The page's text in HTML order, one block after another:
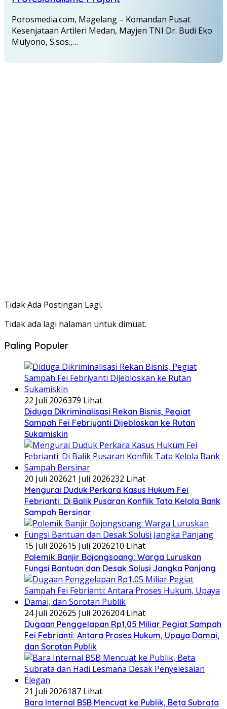
Porosmedia.com, Magelang – Komandan Pusat
Kesenjataan Artileri Medan, Mayjen TNI Dr. Budi Eko
Mulyono, S.sos.,…
Tidak Ada Postingan Lagi.
Tidak ada lagi halaman untuk dimuat.
Paling Populer
22 Juli 2026379 Lihat
Diduga Dikriminalisasi Rekan Bisnis, Pegiat
Sampah Fei Febriyanti Dijebloskan ke Rutan
Sukamiskin
20 Juli 202621 Juli 2026232 Lihat
​Mengurai Duduk Perkara Kasus Hukum Fei
Febrianti: Di Balik Pusaran Konflik Tata Kelola Bank
Sampah Bersinar
15 Juli 202615 Juli 2026210 Lihat
Polemik Banjir Bojongsoang: Warga Luruskan
Fungsi Bantuan dan Desak Solusi Jangka Panjang
24 Juli 202625 Juli 2026204 Lihat
Dugaan Penggelapan Rp1,05 Miliar Pegiat Sampah
Fei Febrianti: Antara Proses Hukum, Upaya Damai,
dan Sorotan Publik
21 Juli 2026187 Lihat
Bara Internal BSB Mencuat ke Publik, Beta Subrata